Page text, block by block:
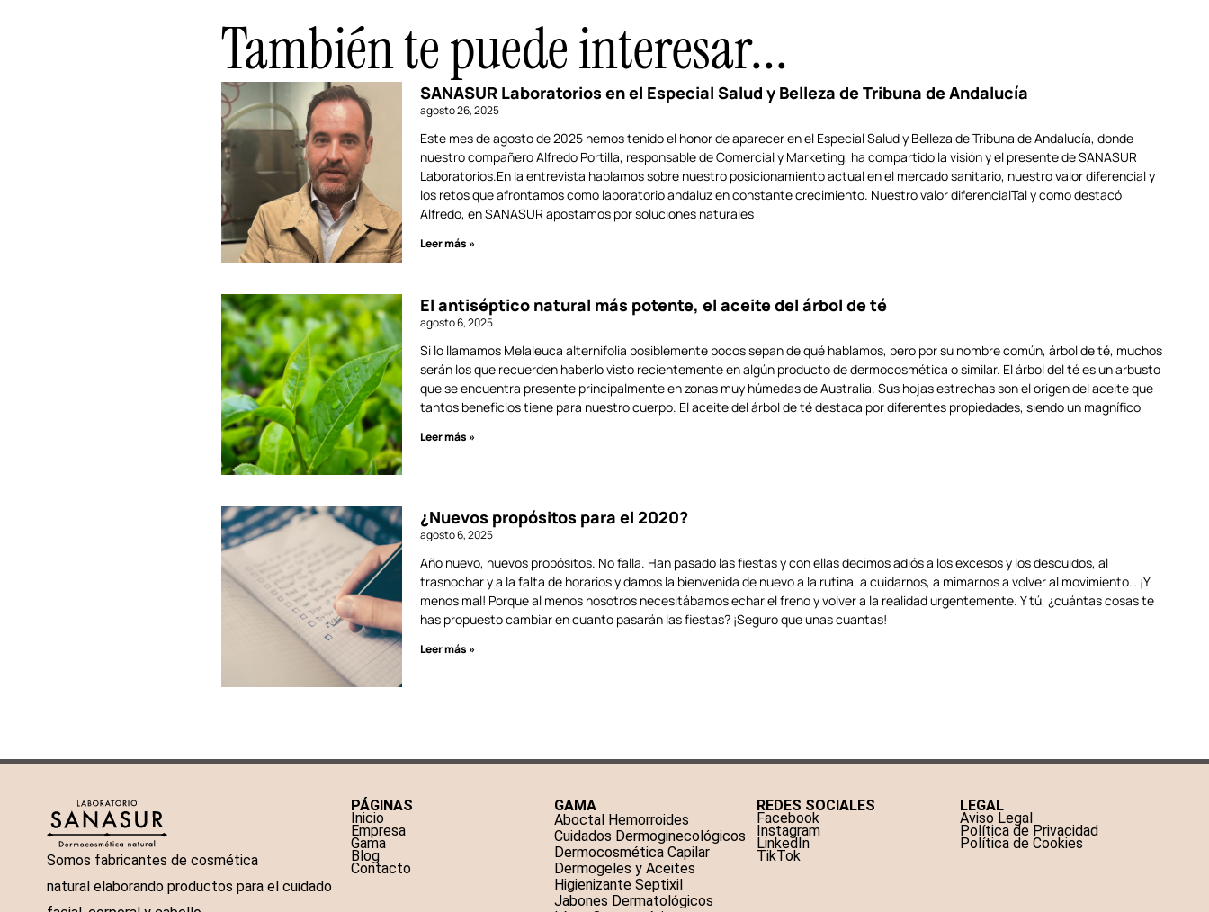
También te puede interesar...
SANASUR Laboratorios en el Especial Salud y Belleza de Tribuna de Andalucía
agosto 26, 2025
Este mes de agosto de 2025 hemos tenido el honor de aparecer en el Especial Salud y Belleza de Tribuna de Andalucía, donde
nuestro compañero Alfredo Portilla, responsable de Comercial y Marketing, ha compartido la visión y el presente de SANASUR
Laboratorios.En la entrevista hablamos sobre nuestro posicionamiento actual en el mercado sanitario, nuestro valor diferencial y
los retos que afrontamos como laboratorio andaluz en constante crecimiento. Nuestro valor diferencialTal y como destacó
Alfredo, en SANASUR apostamos por soluciones naturales
Leer más »
El antiséptico natural más potente, el aceite del árbol de té
agosto 6, 2025
Si lo llamamos Melaleuca alternifolia posiblemente pocos sepan de qué hablamos, pero por su nombre común, árbol de té, muchos
serán los que recuerden haberlo visto recientemente en algún producto de dermocosmética o similar. El árbol del té es un arbusto
que se encuentra presente principalmente en zonas muy húmedas de Australia. Sus hojas estrechas son el origen del aceite que
tantos beneficios tiene para nuestro cuerpo. El aceite del árbol de té destaca por diferentes propiedades, siendo un magnífico
Leer más »
¿Nuevos propósitos para el 2020?
agosto 6, 2025
Año nuevo, nuevos propósitos. No falla. Han pasado las fiestas y con ellas decimos adiós a los excesos y los descuidos, al
trasnochar y a la falta de horarios y damos la bienvenida de nuevo a la rutina, a cuidarnos, a mimarnos a volver al movimiento… ¡Y
menos mal! Porque al menos nosotros necesitábamos echar el freno y volver a la realidad urgentemente. Y tú, ¿cuántas cosas te
has propuesto cambiar en cuanto pasarán las fiestas? ¡Seguro que unas cuantas!
Leer más »
Somos fabricantes de cosmética
natural elaborando productos para el cuidado
PÁGINAS
Inicio
Empresa
Gama
Blog
Contacto
GAMA
Aboctal Hemorroides
Cuidados Dermoginecológicos
Dermocosmética Capilar
Dermogeles y Aceites
Higienizante Septixil
Jabones Dermatológicos
REDES SOCIALES
Facebook
Instagram
LinkedIn
TikTok
LEGAL
Aviso Legal
Política de Privacidad
Política de Cookies